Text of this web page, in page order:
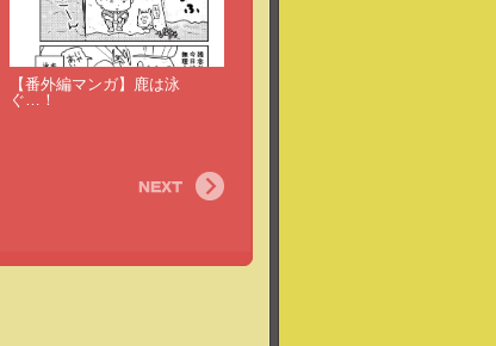
【番外編マンガ】鹿は泳
ぐ…！
の